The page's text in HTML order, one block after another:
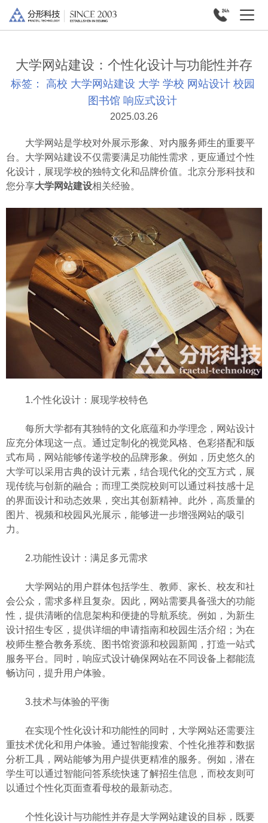
大学网站建设：个性化设计与功能性并存
标签： 高校 大学网站建设 大学 学校 网站设计 校园
图书馆 响应式设计
2025.03.26
大学网站是学校对外展示形象、对内服务师生的重要平
台。大学网站建设不仅需要满足功能性需求，更应通过个性
化设计，展现学校的独特文化和品牌价值。北京分形科技和
您分享大学网站建设相关经验。
1.个性化设计：展现学校特色
每所大学都有其独特的文化底蕴和办学理念，网站设计
应充分体现这一点。通过定制化的视觉风格、色彩搭配和版
式布局，网站能够传递学校的品牌形象。例如，历史悠久的
大学可以采用古典的设计元素，结合现代化的交互方式，展
现传统与创新的融合；而理工类院校则可以通过科技感十足
的界面设计和动态效果，突出其创新精神。此外，高质量的
图片、视频和校园风光展示，能够进一步增强网站的吸引
力。
2.功能性设计：满足多元需求
大学网站的用户群体包括学生、教师、家长、校友和社
会公众，需求多样且复杂。因此，网站需要具备强大的功能
性，提供清晰的信息架构和便捷的导航系统。例如，为新生
设计招生专区，提供详细的申请指南和校园生活介绍；为在
校师生整合教务系统、图书馆资源和校园新闻，打造一站式
服务平台。同时，响应式设计确保网站在不同设备上都能流
畅访问，提升用户体验。
3.技术与体验的平衡
在实现个性化设计和功能性的同时，大学网站还需要注
重技术优化和用户体验。通过智能搜索、个性化推荐和数据
分析工具，网站能够为用户提供更精准的服务。例如，潜在
学生可以通过智能问答系统快速了解招生信息，而校友则可
以通过个性化页面查看母校的最新动态。
个性化设计与功能性并存是大学网站建设的目标，既要